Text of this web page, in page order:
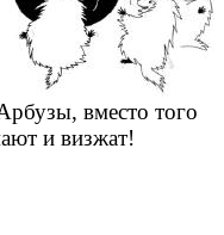
вместо того
и визжат!